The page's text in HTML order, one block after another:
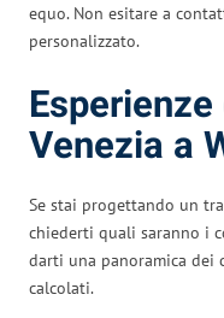
equo. Non esitare a
personalizzato.
Venezia a
Se stai progettando un
chiederti quali saranno i
darti una panoramica dei
calcolati.